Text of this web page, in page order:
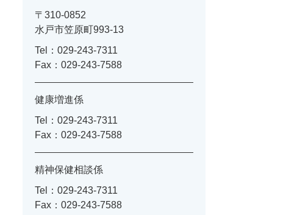
〒310-0852
水戸市笠原町993-13
Tel：029-243-7311
Fax：029-243-7588
健康増進係
Tel：029-243-7311
Fax：029-243-7588
精神保健相談係
Tel：029-243-7311
Fax：029-243-7588